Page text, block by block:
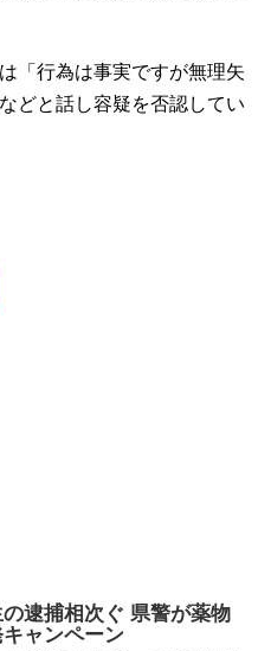
「行為は事実ですが無理矢
どと話し容疑を否認してい
逮捕相次ぐ 県警が薬物
ャンペーン